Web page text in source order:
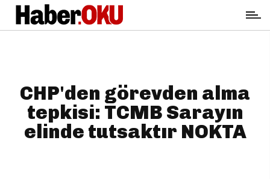
CHP'den görevden alma
tepkisi: TCMB Sarayın
elinde tutsaktır NOKTA